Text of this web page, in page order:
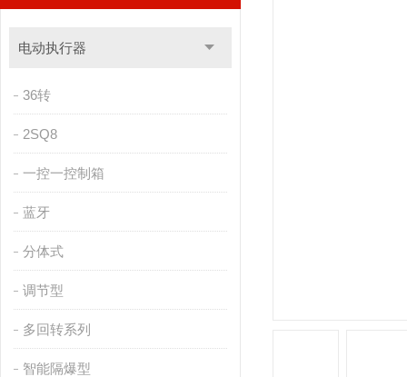
电动执行器
36转
2SQ8
一控一控制箱
蓝牙
分体式
调节型
多回转系列
智能隔爆型